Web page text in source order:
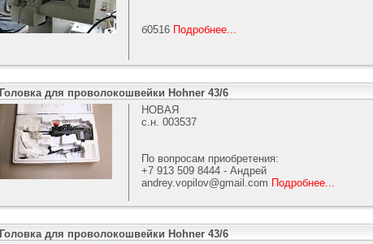
б0516 Подробнее...
Головка для проволокошвейки Hohner 43/6
НОВАЯ
с.н. 003537
По вопросам приобретения:
+7 913 509 8444 - Андрей
andrey.vopilov@gmail.com Подробнее...
Головка для проволокошвейки Hohner 43/6